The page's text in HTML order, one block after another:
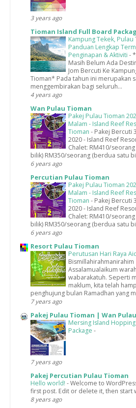
3 years ago
Tioman Island Full Board
Kampung Tekek, Pulau
Panduan Lengkap
Penginapan & Aktiviti -
Masih Belum Ada
Jom Bercuti Ke
Tioman* Pada tahun ini merupakan
menggembirakan bagi seluruh...
4 years ago
Wan Pulau Tioman
Pakej Pulau Tioman
Malam - Island Reef
Tioman - Pakej Bercuti
2020 - Island Reef
Chalet: RM410/
bilik) RM350/seorang (berdua satu
6 years ago
Percutian Pulau Tioman
Pakej Pulau Tioman
Malam - Island Reef
Tioman - Pakej Bercuti
2020 - Island Reef
Chalet: RM410/
bilik) RM350/seorang (berdua satu
6 years ago
Resort Pulau Tioman
Perutusan Hari Raya
Bismillahirahmanirahim
Assalamualaikum
wabarakatuh. Seperti
maklum, kita telah
penghujung bulan Ramadhan yang
7 years ago
Pakej Pulau Tioman | Wan
Mersing Island
Package -
7 years ago
Pakej Percutian Pulau Tioman
Hello world! -Welcome to
first post. Edit or delete it, then start
8 years ago